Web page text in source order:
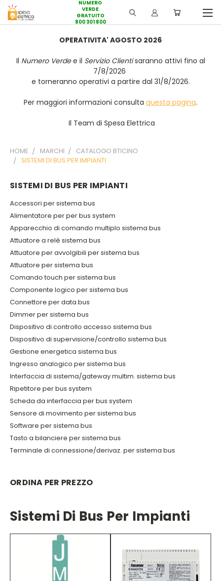
NUMERO
VERDE
GRATUITO
800 301 800
OPERATIVITA' AGOSTO 2026
Il Numero Verdee il Servizio Clientisaranno attivi fino al
7/8/2026
e torneranno operativi a partire dal 31/8/2026.
Per maggiori informazioni consulta questa pagina.
Il Team di Spesa Elettrica
HOME MARCHI
CATALOGO BTICINO
SISTEMI DI BUS PER IMPIANTI
SISTEMI DI BUS PER IMPIANTI
Accessori per sistema bus
Alimentatore per per bus system
Apparecchio di comando multiplo sistema bus
Attuatore a relè sistema bus
Attuatore per avvolgibili per sistema bus
Attuatore per sistema bus
Comando touch per sistema bus
Componente logico per sistema bus
Connettore per data.bus
Dimmer per sistema bus
Dispositivo di controllo accesso sistema bus
Dispositivo di supervisione/controllo sistema bus
Gestione energetica sistema bus
Ingresso analogico per sistema bus
Interfaccia di sistema/gateway multim. sistema bus
Ripetitore per bus system
Scheda da interfaccia per bus system
Sensore di movimento per sistema bus
Software per sistema bus
Tasto a bilanciere per sistema bus
Terminale di connessione/derivaz. per sistema bus
ORDINA PER PREZZO
Sistemi Di Bus Per Impianti